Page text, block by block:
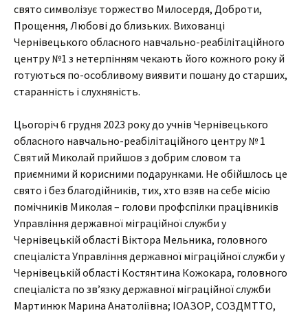
свято символізує торжество Милосердя, Доброти,
Прощення, Любові до близьких. Вихованці
Чернівецького обласного навчально-реабілітаційного
центру №1 з нетерпінням чекають його кожного року й
готуються по-особливому виявити пошану до старших,
старанність і слухняність.
Цьогоріч 6 грудня 2023 року до учнів Чернівецького
обласного навчально-реабілітаційного центру № 1
Святий Миколай прийшов з добрим словом та
приємними й корисними подарунками. Не обійшлось це
свято і без благодійників, тих, хто взяв на себе місію
помічників Миколая – голови профспілки працівників
Управління державної міграційної служби у
Чернівецькій області Віктора Мельника, головного
спеціаліста Управління державної міграційної служби у
Чернівецькій області Костянтина Кожокара, головного
спеціаліста по зв’язку державної міграційної служби
Мартинюк Марина Анатоліївна; ІОАЗОР, СОЗДМТТО,